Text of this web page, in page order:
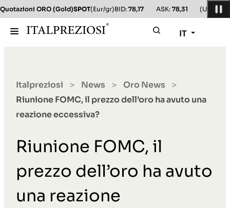
Quotazioni ORO (Gold)SPOT(Eur/gr)BID: 78,17 ASK: 78,31 (Usd/oz)
IT
Italpreziosi > News > Oro News >
Riunione FOMC, il prezzo dell’oro ha avuto una
reazione eccessiva?
Riunione FOMC, il
prezzo dell’oro ha avuto
una reazione